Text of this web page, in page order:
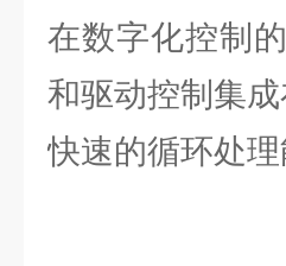
在数字化控制
和驱动控制集成
快速的循环处